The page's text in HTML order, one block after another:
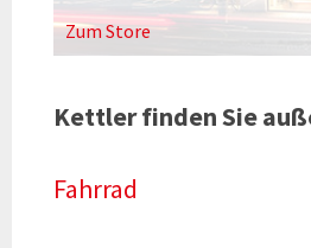
Zum Store
Kettler finden Sie
Fahrrad